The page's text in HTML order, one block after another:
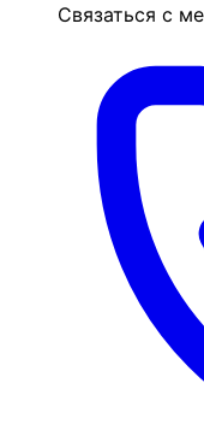
Связаться с